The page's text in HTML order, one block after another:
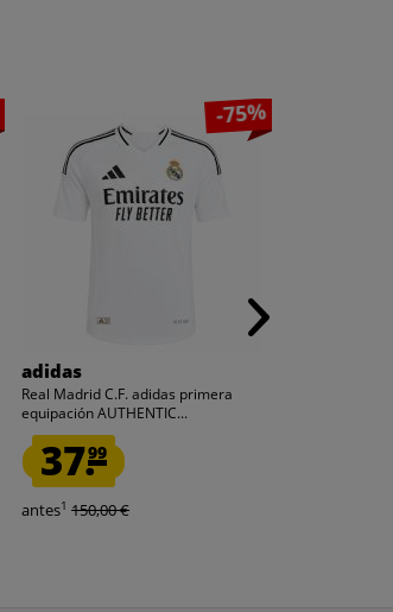
-75%
adidas
Real Madrid C.F. adidas primera
equipación AUTHENTIC...
37.99
antes1 150,00 €